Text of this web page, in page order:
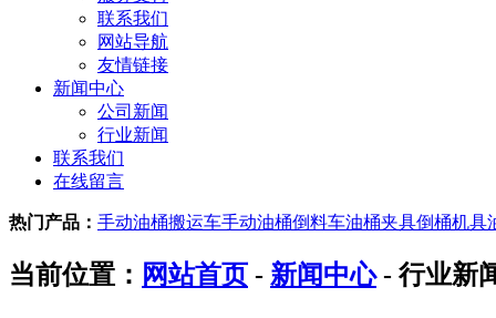
联系我们
网站导航
友情链接
新闻中心
公司新闻
行业新闻
联系我们
在线留言
热门产品： 手动油桶搬运车手动油桶倒料车油桶夹具倒桶机具
当前位置： 网站首页 - 新闻中心- 行业新